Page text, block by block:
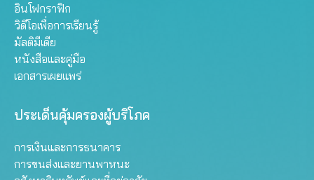
อินโฟกราฟิก
วิดีโอเพื่อการเรียนรู้
มัลติมีเดีย
หนังสือและคู่มือ
เอกสารเผยแพร่
ประเด็นคุ้มครองผู้บริโภค
การเงินและการธนาคาร
การขนส่งและยานพาหนะ